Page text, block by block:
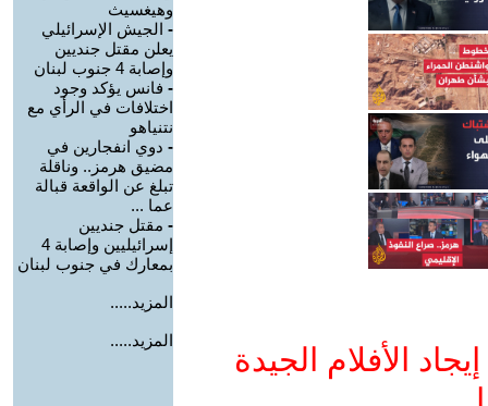
الأفلام الجيدة
وهيغسيث
- الجيش الإسرائيلي
يعلن مقتل جنديين
وإصابة 4 جنوب لبنان
- فانس يؤكد وجود
اختلافات في الرأي مع
نتنياهو
- دوي انفجارين في
مضيق هرمز.. وناقلة
تبلغ عن الواقعة قبالة
عما ...
- مقتل جنديين
إسرائيليين وإصابة 4
بمعارك في جنوب لبنان
المزيد.....
المزيد.....